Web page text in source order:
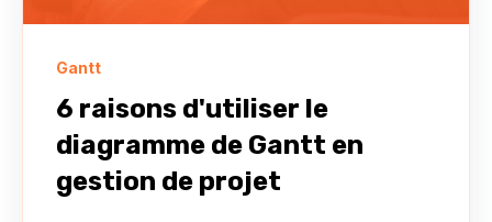
Gantt
6 raisons d'utiliser le
diagramme de Gantt en
gestion de projet